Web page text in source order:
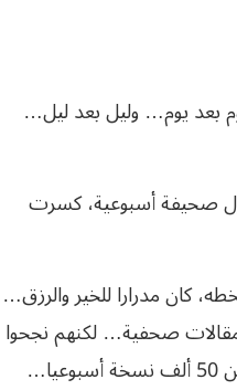
يوم… وليل بعد ليل…
ميلاد أول صحيفة أسبوعية، كسرت
كان مدرارا للخير والرزق…
صحفية… لكنهم نجحوا
في أول اختبار… إذ صعد سحب الشروق العربي، في الشهر الأول، إلى أكثر من 50 ألف نسخة أسبوعيا…